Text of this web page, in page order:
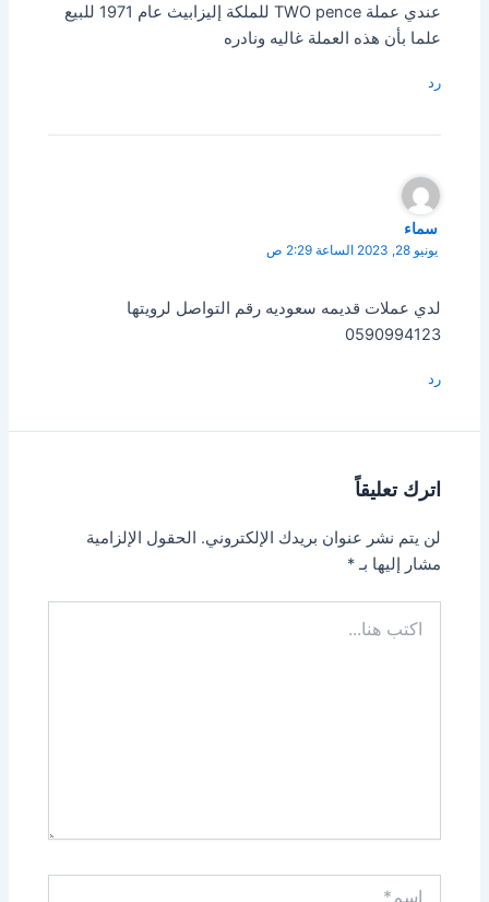
عندي عملة TWO pence للملكة إليزابيث عام 1971 للبيع
علما بأن هذه العملة غاليه ونادره
رد
سماء
يونيو 28, 2023 الساعة 2:29 ص
لدي عملات قديمه سعوديه رقم التواصل لرويتها
0590994123
رد
اترك تعليقاً
لن يتم نشر عنوان بريدك الإلكتروني. الحقول الإلزامية
مشار إليها بـ*
هنا...